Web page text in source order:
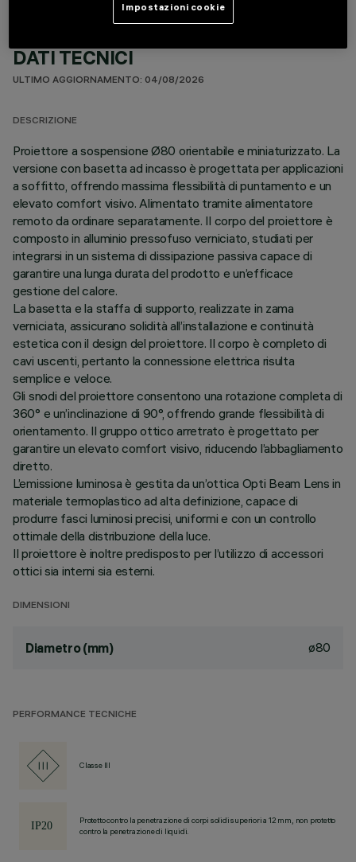
DATI TECNICI
ULTIMO AGGIORNAMENTO: 04/08/2026
DESCRIZIONE
Proiettore a sospensione Ø80 orientabile e miniaturizzato. La
versione con basetta ad incasso è progettata per applicazioni
a soffitto, offrendo massima flessibilità di puntamento e un
elevato comfort visivo. Alimentato tramite alimentatore
remoto da ordinare separatamente. Il corpo del proiettore è
composto in alluminio pressofuso verniciato, studiati per
integrarsi in un sistema di dissipazione passiva capace di
garantire una lunga durata del prodotto e un’efficace
gestione del calore.
La basetta e la staffa di supporto, realizzate in zama
verniciata, assicurano solidità all’installazione e continuità
estetica con il design del proiettore. Il corpo è completo di
cavi uscenti, pertanto la connessione elettrica risulta
semplice e veloce.
Gli snodi del proiettore consentono una rotazione completa di
360° e un’inclinazione di 90°, offrendo grande flessibilità di
orientamento. Il gruppo ottico arretrato è progettato per
garantire un elevato comfort visivo, riducendo l’abbagliamento
diretto.
L’emissione luminosa è gestita da un’ottica Opti Beam Lens in
materiale termoplastico ad alta definizione, capace di
produrre fasci luminosi precisi, uniformi e con un controllo
ottimale della distribuzione della luce.
Il proiettore è inoltre predisposto per l’utilizzo di accessori
ottici sia interni sia esterni.
DIMENSIONI
Diametro (mm) ø80
PERFORMANCE TECNICHE
Classe III
Protetto contro la penetrazione di corpi solidi superiori a 12 mm, non protetto
contro la penetrazione di liquidi.
Impostazioni cookie